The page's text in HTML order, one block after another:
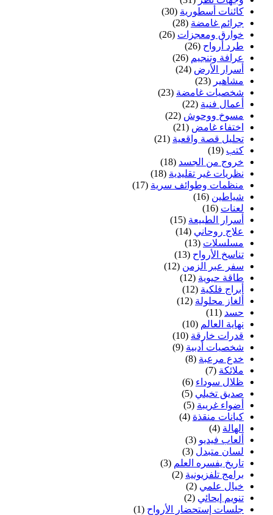
كائنات أسطورية (30)
جرائم غامضة (28)
خوارق ومعجزات (26)
طرد أرواح (26)
عرافة وتنجيم (26)
أسرار الأرض (24)
مشاهير (23)
شخصيات غامضة (23)
أعمال فنية (22)
مسوخ ووحوش (22)
اختفاء غامض (21)
تحليل قصة واقعية (21)
كتب (19)
خروج من الجسد (18)
نظريات غير تقليدية (18)
منظمات وطوائف سرية (17)
شياطين (16)
لعنات (16)
أسرار الطبيعة (15)
علاج روحاني (14)
مسلسلات (13)
تناسخ الأرواح (13)
سفر عبر الزمن (12)
طاقة حيوية (12)
أبراج فلكية (12)
ألغاز محلولة (12)
حسد (11)
نهاية العالم (10)
قدرات خارقة (10)
شخصيات أدبية (9)
خدع مرعبة (8)
ملائكة (7)
ظلال سوداء (6)
صديق تخيلي (5)
أضواء غريبة (5)
كيانات منقذة (4)
الهالة (4)
ألعاب فيديو (3)
لسان متبدل (3)
تاريخ يفسره العلم (3)
برامج تلفزيونية (2)
خيال علمي (2)
تنويم إيحائي (2)
جلسات إستحضار الأرواح (1)